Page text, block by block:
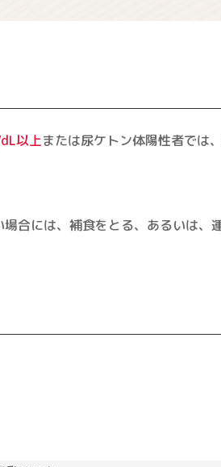
以上または尿ケトン体陽性者では
合には、補食をとる、あるいは、